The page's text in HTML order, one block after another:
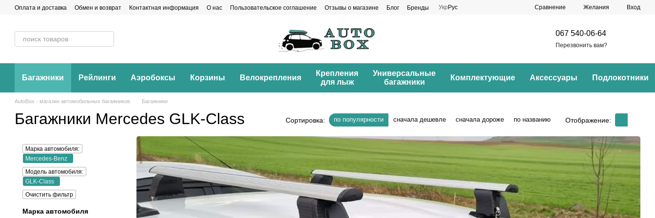
Перейти к основному контенту
Оплата и доставка Обмен и возврат Контактная информация О нас Пользовательское соглашение Отзывы о магазине Блог Бренды Укр Рус Сравнение Желания Вход
067 540-06-64
Перезвонить вам?
Багажники Рейлинги Аэробоксы Корзины Велокрепления
Крепления
для лыж
Универсальные
багажники
Комплектующие Аксессуары Подлокотники
AutoBox - магазин автомобильных багажников Багажники
Багажники Mercedes GLK-Class Сортировка: по популярности сначала дешевле сначала дороже по названию Отображение:
Марка автомобиля:
Mercedes-Benz
Модель автомобиля:
GLK-Class
Очистить фильтр
Марка автомобиля